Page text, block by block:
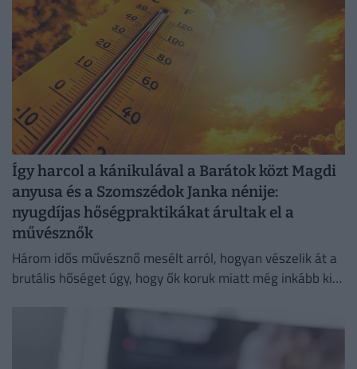
Így harcol a kánikulával a Barátok közt Magdi
anyusa és a Szomszédok Janka nénije:
nyugdíjas hőségpraktikákat árultak el a
művésznők
Három idős művésznő mesélt arról, hogyan vészelik át a
brutális hőséget úgy, hogy ők koruk miatt még inkább ki